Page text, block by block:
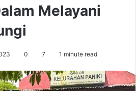
Melayani
0 7 1 minute read